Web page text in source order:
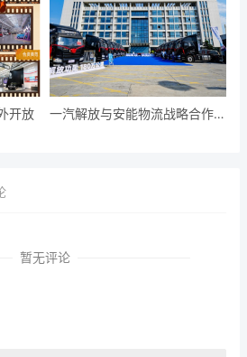
开放
一汽解放与安能物流战略合作暨
暂无评论